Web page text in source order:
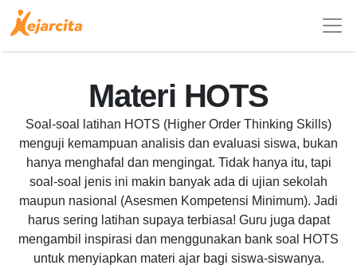
Materi HOTS
Soal-soal latihan HOTS (Higher Order Thinking Skills)
menguji kemampuan analisis dan evaluasi siswa, bukan
hanya menghafal dan mengingat. Tidak hanya itu, tapi
soal-soal jenis ini makin banyak ada di ujian sekolah
maupun nasional (Asesmen Kompetensi Minimum). Jadi
harus sering latihan supaya terbiasa! Guru juga dapat
mengambil inspirasi dan menggunakan bank soal HOTS
untuk menyiapkan materi ajar bagi siswa-siswanya.